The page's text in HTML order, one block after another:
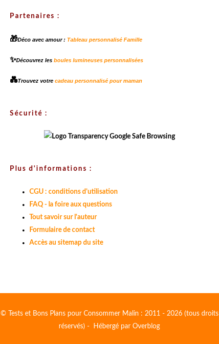
Partenaires :
🎁Déco avec amour : Tableau personnalisé Famille
✨Découvrez les boules lumineuses personnalisées
💑Trouvez votre cadeau personnalisé pour maman
Sécurité :
Plus d'informations :
CGU : conditions d'utilisation
FAQ - la foire aux questions
Tout savoir sur l'auteur
Formulaire de contact
Accès au sitemap du site
© Tests et Bons Plans pour Consommer Malin : 2011 - 2026 (tous droits
réservés) - Hébergé parOverblog